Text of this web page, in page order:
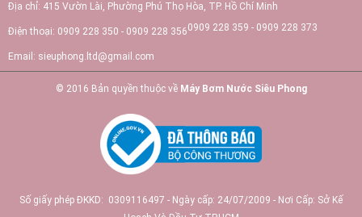
Địa chỉ: 415 Vườn Lài, Phường Phú Thọ Hòa, TP. Hồ Chí Minh
Điện thoại: 0909 228 350 - 0909 228 3560909 228 359 - 0909 228 373
Email: sieuphong.ltd@gmail.com
© 2016 Bản quyền thuộc về Máy Bơm Nước Siêu Phong
Số giấy phép ĐKKD: 0309116497 - Ngày cấp: 24/07/2009 - Nơi Cấp: Sở Kế